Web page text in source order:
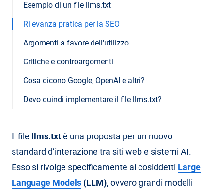
Esempio di un file llms.txt
Rilevanza pratica per la SEO
Argomenti a favore dell'utilizzo
Critiche e controargomenti
Cosa dicono Google, OpenAI e altri?
Devo quindi implementare il file llms.txt?
Il file llms.txtè una proposta per un nuovo
standard d’interazione tra siti web e sistemi AI.
Esso si rivolge specificamente ai cosiddetti Large
Language Models (LLM), ovvero grandi modelli